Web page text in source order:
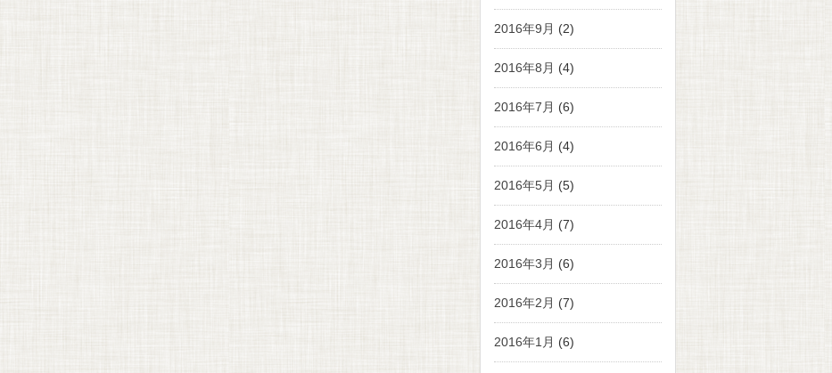
2016年9月 (2)
2016年8月 (4)
2016年7月 (6)
2016年6月 (4)
2016年5月 (5)
2016年4月 (7)
2016年3月 (6)
2016年2月 (7)
2016年1月 (6)